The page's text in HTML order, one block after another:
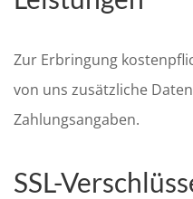
Zur Erbringung
von uns zusätzliche
Zahlungsangaben.
SSL-